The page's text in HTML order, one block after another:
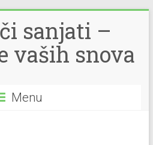
sanjati –
vaših snova
Menu